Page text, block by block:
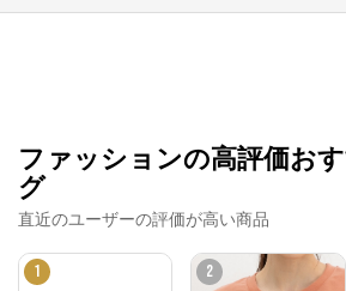
ファッションの高評価お
グ
直近のユーザーの評価が高い商品
1 2